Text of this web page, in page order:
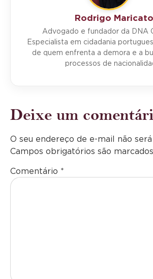
Rodrigo Maricato
Advogado e fundador da DNA
Especialista em cidadania
de quem enfrenta a demora e a
processos de
Deixe um
O seu endereço de e-mail não
Campos obrigatórios são
Comentário *